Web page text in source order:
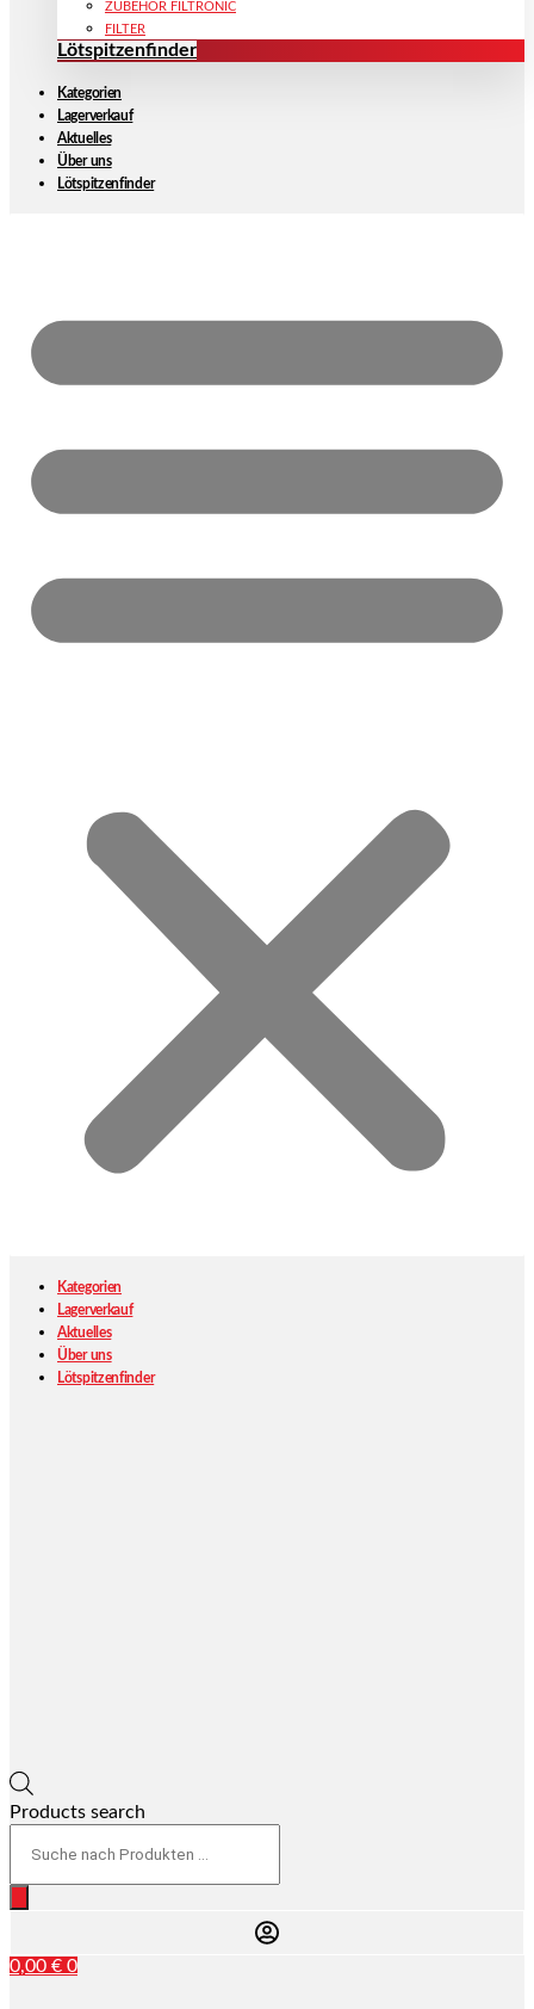
ZUBEHÖR FILTRONIC
FILTER
Lötspitzenfinder
Kategorien
Lagerverkauf
Aktuelles
Über uns
Lötspitzenfinder
Kategorien
Lagerverkauf
Aktuelles
Über uns
Lötspitzenfinder
Products search
0,00 € 0